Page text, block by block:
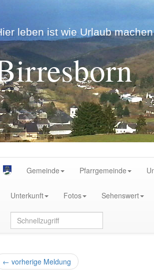
leben ist wie Urlaub
Gemeinde Pfarrgemeinde
Unterkunft Fotos Sehenswert
← vorherige Meldung